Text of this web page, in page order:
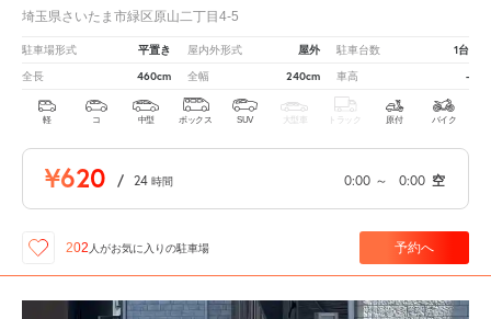
埼玉県さいたま市緑区原山二丁目4-5
駐車場形式 平置き 屋内外形式 屋外 駐車台数 1台
全長 460cm 全幅 240cm 車高 -
軽 コ 中型 ボックス SUV 大型車 トラック 原付 バイク
¥620 / 24 時間 0:00 ～ 0:00 空
202 人がお気に入りの駐車場 予約へ